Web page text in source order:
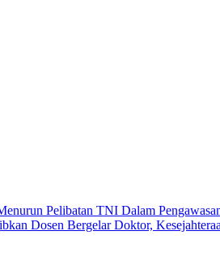
Pelibatan TNI Dalam
Dosen Bergelar Doktor,